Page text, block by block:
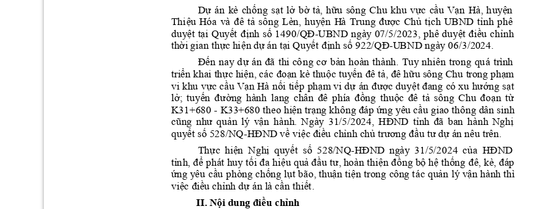
Dự án kè chống sạt lở bờ tả, hữu sông Chu khu vực cầu Vạn Hà, huyện
Thiệu Hóa và đê tả sông Lèn, huyện Hà Trung được Chủ tịch UBND tỉnh phê
duyệt tại Quyết định số 1490/QĐ-UBND ngày 07/5/2023, phê duyệt điều chỉnh
thời gian thực hiện dự án tại Quyết định số 922/QĐ-UBND ngày 06/3/2024.
Đến nay dự án đã thi công cơ bản hoàn thành. Tuy nhiên trong quá trình
triển khai thực hiện, các đoạn kè thuộc tuyến đê tả, đê hữu sông Chu trong phạm
vi khu vực cầu Vạn Hà nối tiếp phạm vi dự án được duyệt đang có xu hướng sạt
lở; tuyến đường hành lang chân đê phía đồng thuộc đê tả sông Chu đoạn từ
K31+680 - K33+680 theo hiện trạng không đáp ứng yêu cầu giao thông dân sinh
cũng như quản lý vận hành. Ngày 31/5/2024, HĐND tỉnh đã ban hành Nghị
quyết số 528/NQ-HĐND về việc điều chỉnh chủ trương đầu tư dự án nêu trên
Thực hiện Nghị quyết số 528/NQ-HĐND
  ngày
31/5/2024 của HĐND
tỉnh, để phát huy tối đa hiệu quả đầu tư, hoàn thiện đồng bộ hệ thống đê, kè, đáp
ứng yêu cầu phòng chống lụt bão, thuận tiện trong công tác quản lý vận hành thì
việc điều chỉnh dự án là cần thiết.
II. Nội dung điều chỉnh